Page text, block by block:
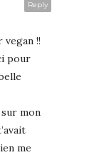
Reply
vegan !!
pour
mon
me